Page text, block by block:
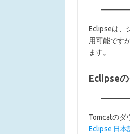
Eclipseは、
用可能です
ます。
Eclipse
Tomcatのダ
Eclipse 日